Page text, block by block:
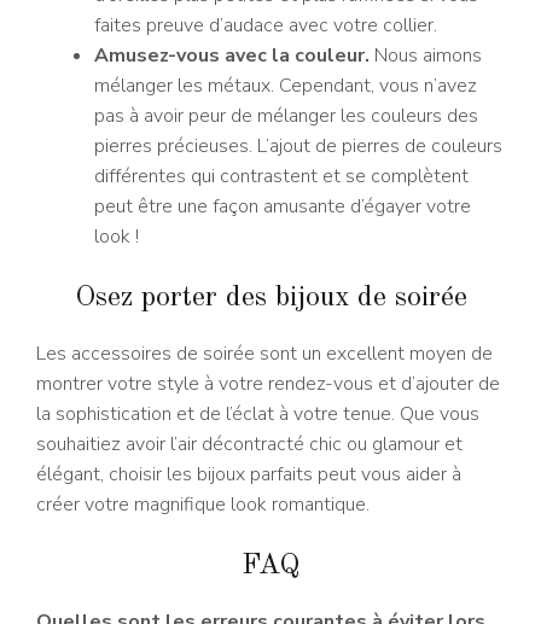
faites preuve d’audace avec votre collier.
Amusez-vous avec la couleur. Nous aimons
mélanger les métaux. Cependant, vous n’avez
pas à avoir peur de mélanger les couleurs des
pierres précieuses. L’ajout de pierres de couleurs
différentes qui contrastent et se complètent
peut être une façon amusante d’égayer votre
look !
Osez porter des bijoux de soirée
Les accessoires de soirée sont un excellent moyen de
montrer votre style à votre rendez-vous et d’ajouter de
la sophistication et de l’éclat à votre tenue. Que vous
souhaitiez avoir l’air décontracté chic ou glamour et
élégant, choisir les bijoux parfaits peut vous aider à
créer votre magnifique look romantique.
FAQ